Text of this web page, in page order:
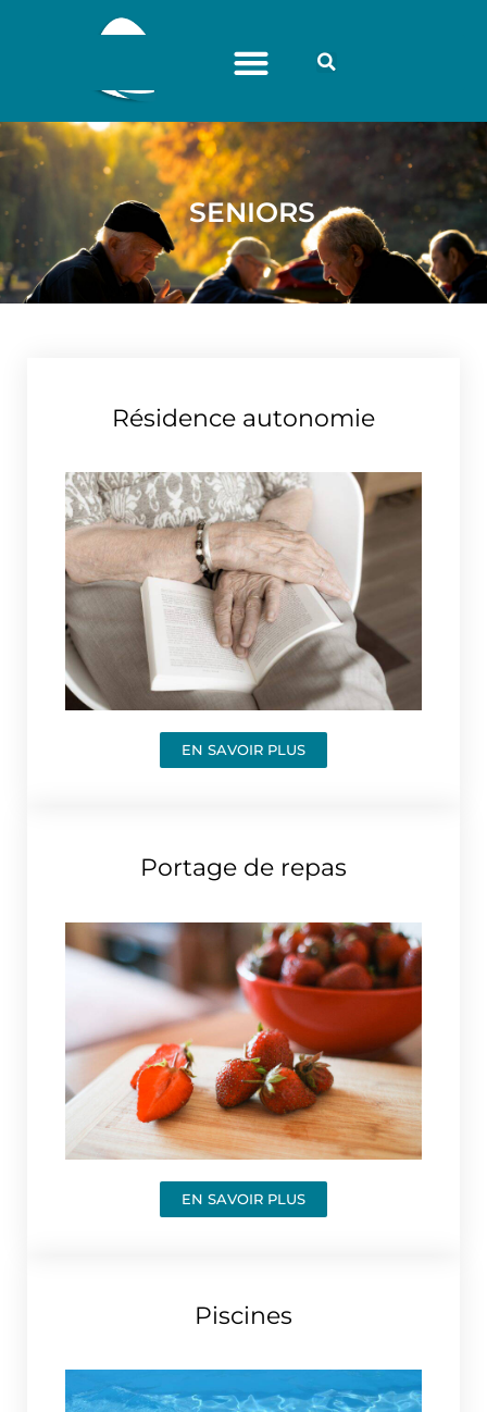
SENIORS
Résidence autonomie
EN SAVOIR PLUS
Portage de repas
EN SAVOIR PLUS
Piscines